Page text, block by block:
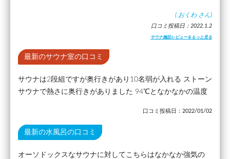
( おくわ さん)
口コミ投稿日：2022.1.2
サウナ施設レビューをもっと見る
最新のサウナ室の口コミ
サウナは2段組ですが奥行きがあり10名弱が入れる ストーン
サウナで熱さに奥行きがありました 94℃となかなかの温度
口コミ投稿日：2022/01/02
最新の水風呂の口コミ
オーソドックスなサウナに対してこちらはなかなか強気の